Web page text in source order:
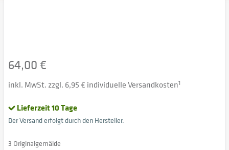
64,00 €
inkl. MwSt. zzgl. 6,95 € individuelle Versandkosten1
Lieferzeit 10 Tage
Der Versand erfolgt durch den Hersteller.
3 Originalgemälde